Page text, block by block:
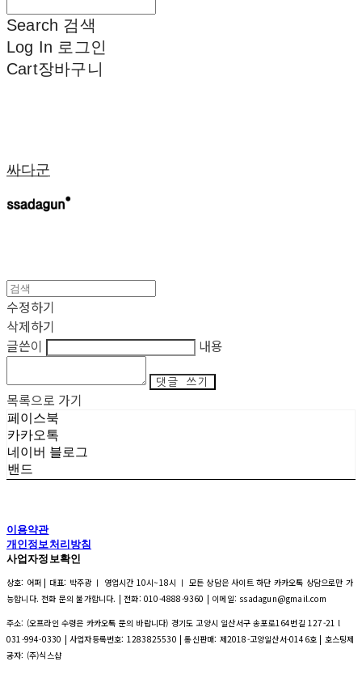
Search 검색
Log In 로그인
Cart장바구니
싸다군
수정하기
삭제하기
글쓴이
내용
댓글 쓰기
목록으로 가기
페이스북
카카오톡
네이버 블로그
밴드
이용약관
개인정보처리방침
사업자정보확인
상호: 어퍼 | 대표: 박주광 ㅣ 영업시간 10시~18시 ㅣ 모든 상담은 사이트 하단 카카오톡 상담으로만 가
능합니다. 전화 문의 불가합니다. | 전화: 010-4888-9360 | 이메일: ssadagun@gmail.com
주소: (오프라인 수령은 카카오톡 문의 바랍니다) 경기도 고양시 일산서구 송포로164번길 127-21 l
031-994-0330 | 사업자등록번호: 1283825530 | 통신판매: 제2018-고양일산서-0146호 | 호스팅제
공자: (주)식스샵